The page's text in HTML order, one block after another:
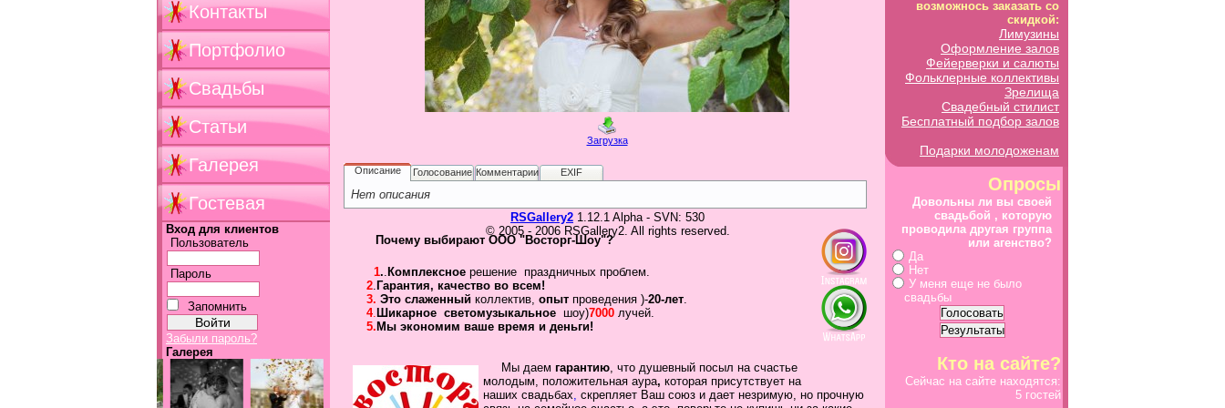
Контакты
Портфолио
Свадьбы
Статьи
Галерея
Гостевая
Вход для клиентов
Пользователь
Пароль
Запомнить
Забыли пароль?
Галерея
Загрузка
Описание Голосование Комментарии EXIF
Нет описания
RSGallery2 1.12.1 Alpha - SVN: 530
© 2005 - 2006 RSGallery2. All rights reserved.
Почему выбирают ООО "Восторг-Шоу"?
1.. Комплексное решение праздничных проблем.
2. Гарантия, качество во всем!
3. Это слаженный коллектив, опыт проведения )-20-лет.
4. Шикарное светомузыкальное шоу)7000 лучей.
5. Мы экономим ваше время и деньги!
Мы даем гарантию, что душевный посыл на счастье
молодым, положительная аура, которая присутствует на
наших свадьбах, скрепляет Ваш союз и дает незримую, но прочную
возможнось заказать со
скидкой:
Лимузины
Оформление залов
Фейерверки и салюты
Фольклерные коллективы
Зрелища
Свадебный стилист
Бесплатный подбор залов
Подарки молодоженам
Опросы
Довольны ли вы своей
свадьбой , которую
проводила другая группа
или агенство?
Да
Нет
У меня еще не было
свадьбы
Кто на сайте?
Сейчас на сайте находятся:
5 гостей